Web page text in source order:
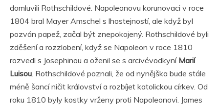
domluvili Rothschildové. Napoleonovu korunovaci v roce
1804 bral Mayer Amschel s lhostejností, ale když byl
pozván papež, začal být znepokojený. Rothschildové byli
zděšení a rozzlobení, když se Napoleon v roce 1810
rozvedl s Josephinou a oženil se s arcivévodkyní Marií
Luisou . Rothschildové poznali, že od nynějška bude stále
méně šancí ničit království a rozbíjet katolickou církev. Od
roku 1810 byly kostky vrženy proti Napoleonovi. James